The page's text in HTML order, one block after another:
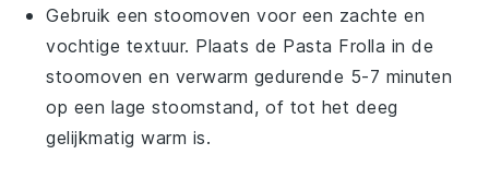
Gebruik een stoomoven voor een zachte en
vochtige textuur. Plaats de Pasta Frolla in de
stoomoven en verwarm gedurende 5-7 minuten
op een lage stoomstand, of tot het deeg
gelijkmatig warm is.